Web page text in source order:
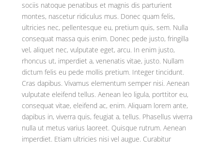
sociis natoque penatibus et magnis dis parturient
montes, nascetur ridiculus mus. Donec quam felis,
ultricies nec, pellentesque eu, pretium quis, sem. Nulla
consequat massa quis enim. Donec pede justo, fringilla
vel, aliquet nec, vulputate eget, arcu. In enim justo,
rhoncus ut, imperdiet a, venenatis vitae, justo. Nullam
dictum felis eu pede mollis pretium. Integer tincidunt.
Cras dapibus. Vivamus elementum semper nisi. Aenean
vulputate eleifend tellus. Aenean leo ligula, porttitor eu,
consequat vitae, eleifend ac, enim. Aliquam lorem ante,
dapibus in, viverra quis, feugiat a, tellus. Phasellus viverra
nulla ut metus varius laoreet. Quisque rutrum. Aenean
imperdiet. Etiam ultricies nisi vel augue. Curabitur